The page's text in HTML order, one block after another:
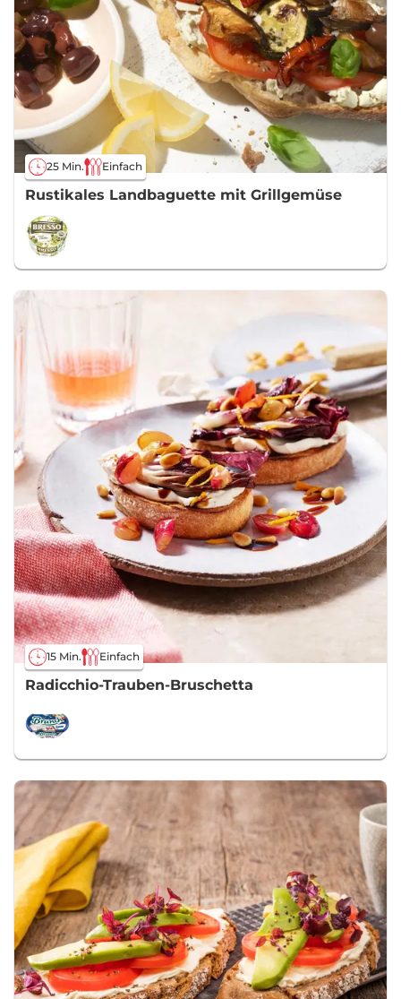
25 Min. Einfach
Rustikales Landbaguette mit Grillgemüse
15 Min. Einfach
Radicchio-Trauben-Bruschetta